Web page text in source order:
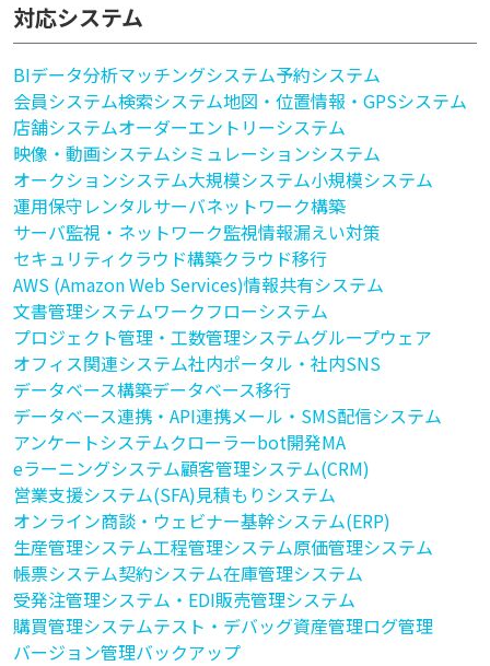
対応システム
BIデータ分析マッチングシステム予約システム
会員システム検索システム地図・位置情報・GPSシステム
店舗システムオーダーエントリーシステム
映像・動画システムシミュレーションシステム
オークションシステム大規模システム小規模システム
運用保守レンタルサーバネットワーク構築
サーバ監視・ネットワーク監視情報漏えい対策
セキュリティクラウド構築クラウド移行
AWS (Amazon Web Services)情報共有システム
文書管理システムワークフローシステム
プロジェクト管理・工数管理システムグループウェア
オフィス関連システム社内ポータル・社内SNS
データベース構築データベース移行
データベース連携・API連携メール・SMS配信システム
アンケートシステムクローラーbot開発MA
eラーニングシステム顧客管理システム(CRM)
営業支援システム(SFA)見積もりシステム
オンライン商談・ウェビナー基幹システム(ERP)
生産管理システム工程管理システム原価管理システム
帳票システム契約システム在庫管理システム
受発注管理システム・EDI販売管理システム
購買管理システムテスト・デバッグ資産管理ログ管理
バージョン管理バックアップ